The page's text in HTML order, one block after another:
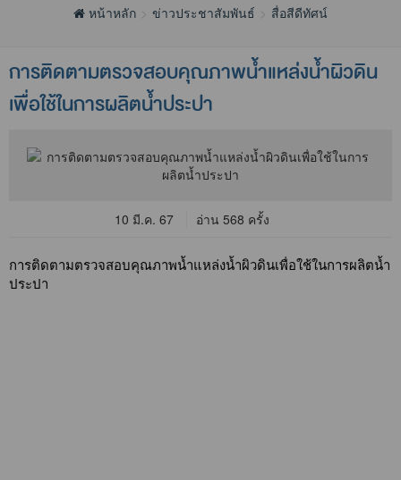
หน้าหลัก ข่าวประชาสัมพันธ์ สื่อสีดีทัศน์
การติดตามตรวจสอบคุณภาพน้ำแหล่งน้ำผิวดิน
เพื่อใช้ในการผลิตน้ำประปา
10 มี.ค. 67 อ่าน 568 ครั้ง
การติดตามตรวจสอบคุณภาพน้ำแหล่งน้ำผิวดินเพื่อใช้ในการผลิตน้ำ
ประปา